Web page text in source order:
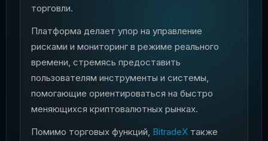
торговли.
Платформа делает упор на управление
рисками и мониторинг в режиме реального
времени, стремясь предоставить
пользователям инструменты и системы,
помогающие ориентироваться на быстро
меняющихся криптовалютных рынках.
Помимо торговых функций, BitradeX также